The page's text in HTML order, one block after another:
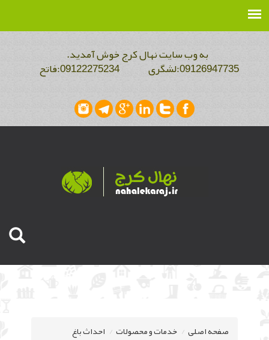
به وب سایت نهال کرج خوش آمدید.
صفحه اصلی خدمات و محصولات
احداث باغ